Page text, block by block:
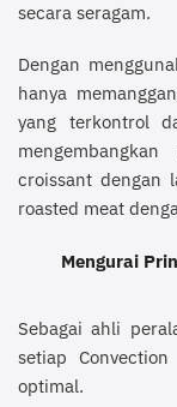
secara seragam.
Dengan
hanya
yang terkontrol
croissant dengan
roasted meat
Mengurai
Sebagai ahli
setiap
optimal.